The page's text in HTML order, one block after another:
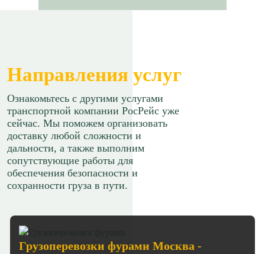
Направления услуг
Ознакомьтесь с другими услугами
транспортной компании РосРейс уже
сейчас. Мы поможем организовать
доставку любой сложности и
дальности, а также выполним
сопутствующие работы для
обеспечения безопасности и
сохранности груза в пути.
Грузоперевозки фурами Москва -